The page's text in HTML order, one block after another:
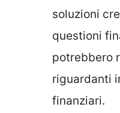
soluzioni
questioni
potrebbero
riguardanti
finanziari.